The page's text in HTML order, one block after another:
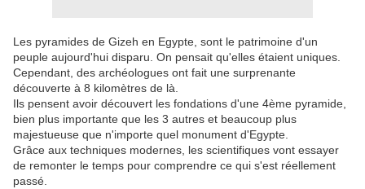
Les pyramides de Gizeh en Egypte, sont le patrimoine d'un
peuple aujourd'hui disparu. On pensait qu'elles étaient uniques.
Cependant, des archéologues ont fait une surprenante
découverte à 8 kilomètres de là.
Ils pensent avoir découvert les fondations d'une 4ème pyramide,
bien plus importante que les 3 autres et beaucoup plus
majestueuse que n'importe quel monument d'Egypte.
Grâce aux techniques modernes, les scientifiques vont essayer
de remonter le temps pour comprendre ce qui s'est réellement
passé.